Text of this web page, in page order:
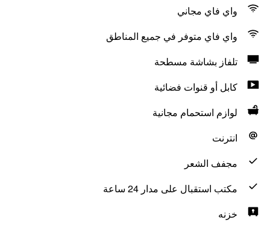
واي فاي مجاني
واي فاي متوفر في جميع المناطق
تلفاز بشاشة مسطحة
كابل أو قنوات فضائية
لوازم استحمام مجانية
انترنت
مجفف الشعر
مكتب استقبال على مدار 24 ساعة
خزنه